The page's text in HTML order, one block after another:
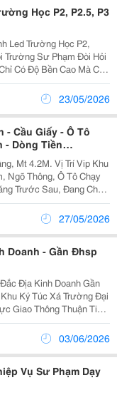
Học P2, P2.5, P3
Led Trường Học P2,
Có Độ Bền Cao Mà Còn
Cho Học Sinh, Sinh
Trường Học Thế...
23/05/2026
- Cầu Giấy - Ô Tô
- Dòng Tiền
Mt 4.2M. Vị Trí Vip Khu
Ngõ Thông, Ô Tô Chạy
Trước Sau, Đang Cho
Văn Phòng, Spa Hoặc
Ở. Sổ Đỏ Chính Chủ, Pháp Lý Chuẩn. Giá: 16.6...27/05/2026
Doanh - Gần Đhsp
Địa Kinh Doanh Gần
Giao Thông Thuận Tiện
Tiện
Khép...
03/06/2026
Vụ Sư Phạm Dạy